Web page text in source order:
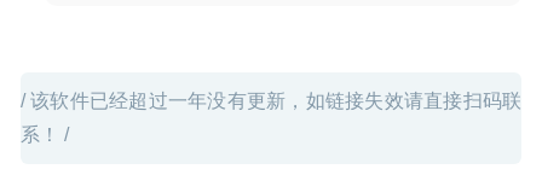
/ 该软件已经超过一年没有更新，如链接失效请直接扫码联
系！ /